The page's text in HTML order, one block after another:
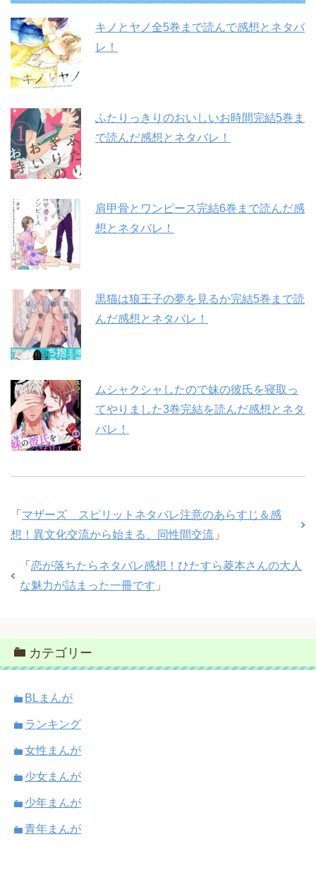
キノとヤノ全5巻まで読んで感想とネタバ
レ！
ふたりっきりのおいしいお時間完結5巻ま
で読んだ感想とネタバレ！
肩甲骨とワンピース完結6巻まで読んだ感
想とネタバレ！
黒猫は狼王子の夢を見るか完結5巻まで読
んだ感想とネタバレ！
ムシャクシャしたので妹の彼氏を寝取っ
てやりました3巻完結を読んだ感想とネタ
バレ！
「 マザーズ スピリットネタバレ注意のあらすじ＆感
想！異文化交流から始まる、同性間交流 」
「 恋が落ちたらネタバレ感想！ひたすら菱本さんの大人
な魅力が詰まった一冊です 」
カテゴリー
BLまんが
ランキング
女性まんが
少女まんが
少年まんが
青年まんが